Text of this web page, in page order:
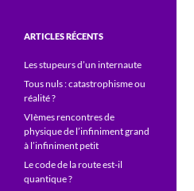
ARTICLES RÉCENTS
Les stupeurs d’un internaute
Tous nuls : catastrophisme ou
réalité ?
VIèmes rencontres de
physique de l’infiniment grand
à l’infiniment petit
Le code de la route est-il
quantique ?